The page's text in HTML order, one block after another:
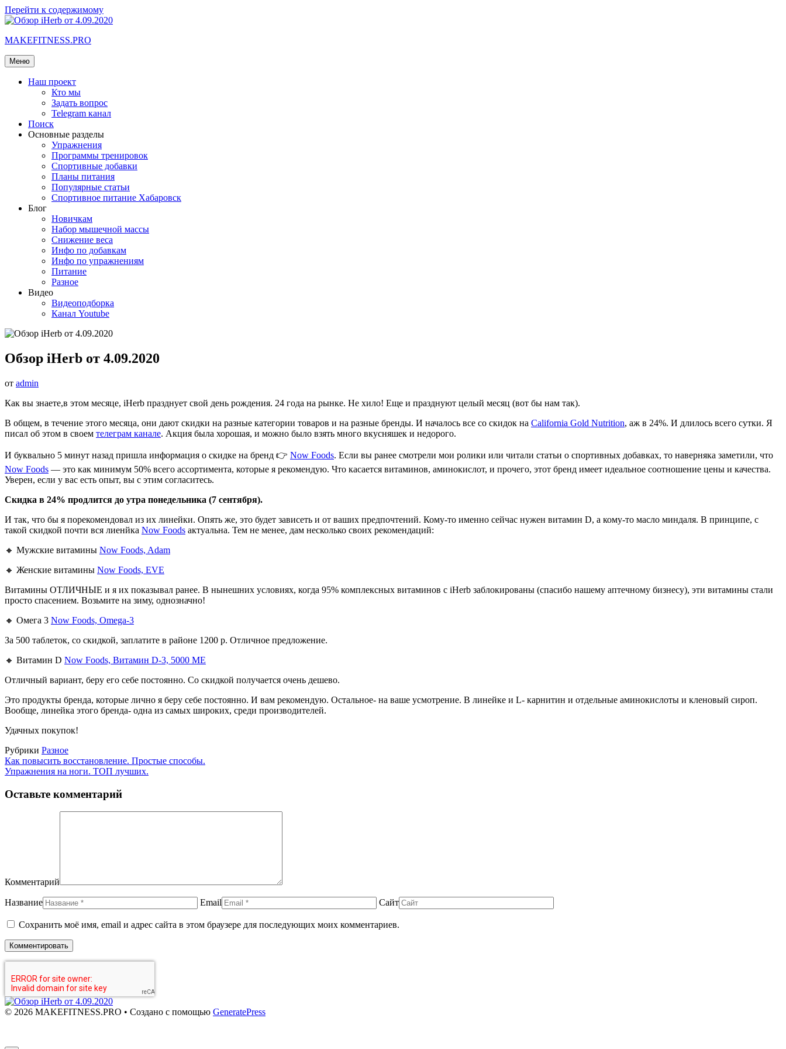
Перейти к содержимому
MAKEFITNESS.PRO
Меню
Наш проект
Кто мы
Задать вопрос
Telegram канал
Поиск
Основные разделы
Упражнения
Программы тренировок
Спортивные добавки
Планы питания
Популярные статьи
Спортивное питание Хабаровск
Блог
Новичкам
Набор мышечной массы
Снижение веса
Инфо по добавкам
Инфо по упражнениям
Питание
Разное
Видео
Видеоподборка
Канал Youtube
Обзор iHerb от 4.09.2020
от admin
Как вы знаете,в этом месяце, iHerb празднует свой день рождения. 24 года на рынке. Не хило! Еще и празднуют целый месяц (вот бы нам так).
В общем, в течение этого месяца, они дают скидки на разные категории товаров и на разные бренды. И началось все со скидок на California Gold Nutrition, аж в 24%. И длилось всего сутки. Я
писал об этом в своем телеграм канале. Акция была хорошая, и можно было взять много вкусняшек и недорого.
И буквально 5 минут назад пришла информация о скидке на бренд 👉 Now Foods. Если вы ранее смотрели мои ролики или читали статьи о спортивных добавках, то наверняка заметили, что
Now Foods — это как минимум 50% всего ассортимента, которые я рекомендую. Что касается витаминов, аминокислот, и прочего, этот бренд имеет идеальное соотношение цены и качества.
Уверен, если у вас есть опыт, вы с этим согласитесь.
Скидка в 24% продлится до утра понедельника (7 сентября).
И так, что бы я порекомендовал из их линейки. Опять же, это будет зависеть и от ваших предпочтений. Кому-то именно сейчас нужен витамин D, а кому-то масло миндаля. В принципе, с
такой скидкой почти вся лиенйка Now Foods актуальна. Тем не менее, дам несколько своих рекомендаций:
🔸 Мужские витамины Now Foods, Adam
🔸 Женские витамины Now Foods, EVE
Витамины ОТЛИЧНЫЕ и я их показывал ранее. В нынешних условиях, когда 95% комплексных витаминов с iHerb заблокированы (спасибо нашему аптечному бизнесу), эти витамины стали
просто спасением. Возьмите на зиму, однозначно!
🔸 Омега 3 Now Foods, Omega-3
За 500 таблеток, со скидкой, заплатите в районе 1200 р. Отличное предложение.
🔸 Витамин D Now Foods, Витамин D-3, 5000 МЕ
Отличный вариант, беру его себе постоянно. Со скидкой получается очень дешево.
Это продукты бренда, которые лично я беру себе постоянно. И вам рекомендую. Остальное- на ваше усмотрение. В линейке и L- карнитин и отдельные аминокислоты и кленовый сироп.
Вообще, линейка этого бренда- одна из самых широких, среди производителей.
Удачных покупок!
Рубрики Разное
Как повысить восстановление. Простые способы.
Упражнения на ноги. ТОП лучших.
Оставьте комментарий
Комментарий
Название Email Сайт
Сохранить моё имя, email и адрес сайта в этом браузере для последующих моих комментариев.
© 2026 MAKEFITNESS.PRO • Создано с помощью GeneratePress